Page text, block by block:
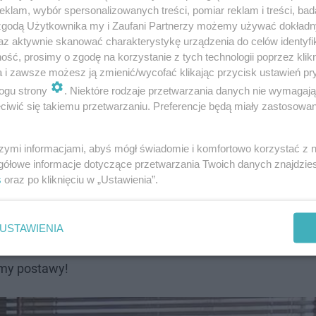
Sława, wielkie pieniądze i mnóstwo fanów. Czy
swoje ciemne strony. O tym mógł przekonać się
problemyz alkoholem, o czym opowiedział wDzień
moja samoocena była na poziomie
wyrzutami sumienia. To jest taki rodzaj wstrętu do
Ciachorowski. Dodając, że jego problemy z
przyzwolenie na picie alkoholu. Obecnie aktor nie pije
zmagałem się z tym problemem, trudno było znaleźć
Nie czułbym się tak osamotniony i
w mediach
postawy!
wybór spersonalizowanych treści, pomiar reklam i treści,
Użytkownika my i Zaufani Partnerzy możemy używać
aktywnie skanować charakterystykę urządzenia do celów
prosimy o zgodę na korzystanie z tych technologii poprzez
i zawsze możesz ją zmienić/wycofać klikając przycisk ustawień
strony
. Niektóre rodzaje przetwarzania danych nie
się takiemu przetwarzaniu. Preferencje będą miały
informacjami, abyś mógł świadomie i komfortowo korzystać z
informacje dotyczące przetwarzania Twoich danych
oraz po kliknięciu w „Ustawienia”.
USTAWIENIA